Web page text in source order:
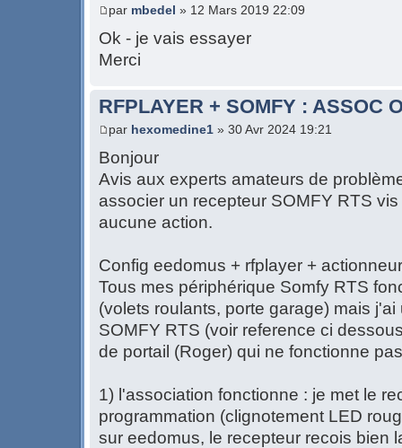
par mbedel » 12 Mars 2019 22:09
Ok - je vais essayer
Merci
RFPLAYER + SOMFY : ASSOC
par hexomedine1 » 30 Avr 2024 19:21
Bonjour
Avis aux experts amateurs de
associer un recepteur SOMFY RTS
aucune action.
Config eedomus + rfplayer +
Tous mes périphérique Somfy RTS
(volets roulants, porte garage) mais
SOMFY RTS (voir reference ci
de portail (Roger) qui ne fonctionne
1) l'association fonctionne : je met le
programmation (clignotement LED
sur eedomus, le recepteur recois bien